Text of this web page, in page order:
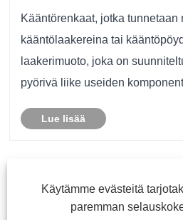
Kääntörenkaat, jotka tunnetaan
kääntölaakereina tai
laakerimuoto, joka on
pyörivä liike useiden
Lue lisää
< 1 2 3 4
Käytämme evästeitä
paremman